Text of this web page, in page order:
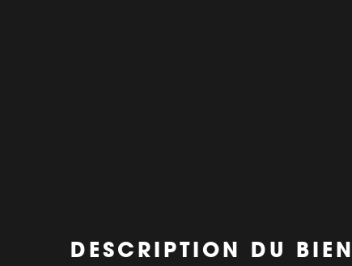
DESCRIPTION DU BIEN